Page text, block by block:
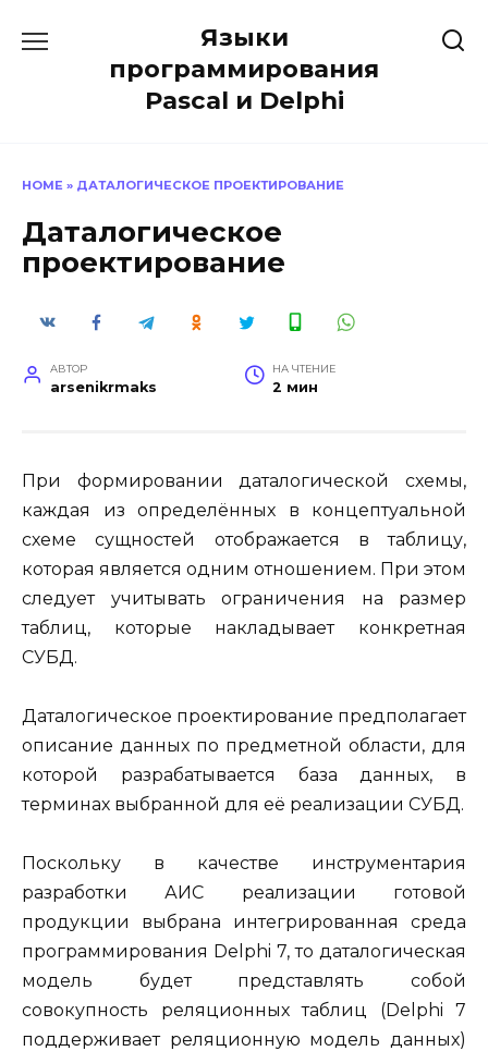
содержанию
Языки
программирования
Pascal и Delphi
HOME » ДАТАЛОГИЧЕСКОЕ ПРОЕКТИРОВАНИЕ
Даталогическое
проектирование
АВТОР
arsenikrmaks
НА ЧТЕНИЕ
2 мин
При формировании даталогической схемы,
каждая из определённых в концептуальной
схеме сущностей отображается в таблицу,
которая является одним отношением. При этом
следует учитывать ограничения на размер
таблиц, которые накладывает конкретная
СУБД.
Даталогическое проектирование предполагает
описание данных по предметной области, для
которой разрабатывается база данных, в
терминах выбранной для её реализации СУБД.
Поскольку в качестве инструментария
разработки АИС реализации готовой
продукции выбрана интегрированная среда
программирования Delphi 7, то даталогическая
модель будет представлять собой
совокупность реляционных таблиц (Delphi 7
поддерживает реляционную модель данных)